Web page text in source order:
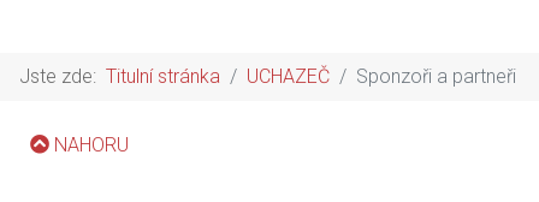
Jste zde: Titulní stránka UCHAZEČ Sponzoři a partneři
NAHORU